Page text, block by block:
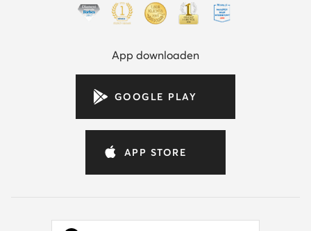
App downloaden
GOOGLE PLAY
APP STORE